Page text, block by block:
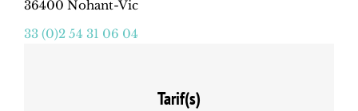
36400 Nohant-Vic
33 (0)2 54 31 06 04
Tarif(s)